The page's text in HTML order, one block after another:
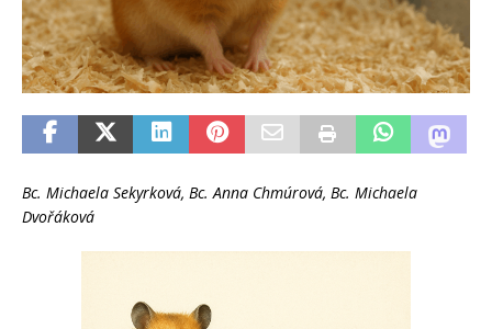
Bc. Michaela Sekyrková, Bc. Anna Chmúrová, Bc. Michaela
Dvořáková